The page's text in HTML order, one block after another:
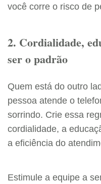
você corre o risco de
2. Cordialidade,
ser o padrão
Quem está do outro
pessoa atende o
sorrindo. Crie essa
cordialidade, a
a eficiência do
Estimule a equipe a